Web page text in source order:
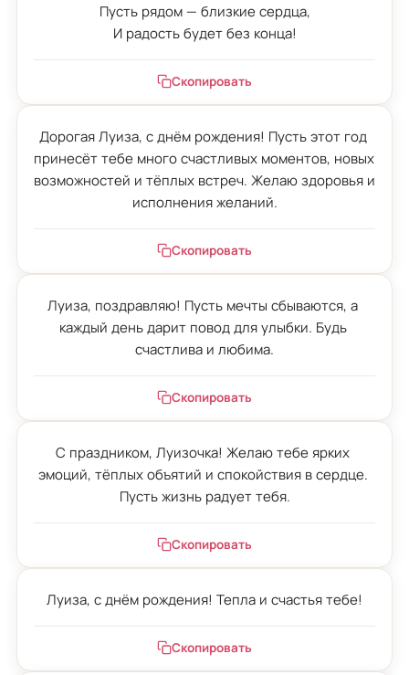
Пусть рядом — близкие сердца,
И радость будет без конца!
Скопировать
Дорогая Луиза, с днём рождения! Пусть этот год
принесёт тебе много счастливых моментов, новых
возможностей и тёплых встреч. Желаю здоровья и
исполнения желаний.
Скопировать
Луиза, поздравляю! Пусть мечты сбываются, а
каждый день дарит повод для улыбки. Будь
счастлива и любима.
Скопировать
С праздником, Луизочка! Желаю тебе ярких
эмоций, тёплых объятий и спокойствия в сердце.
Пусть жизнь радует тебя.
Скопировать
Луиза, с днём рождения! Тепла и счастья тебе!
Скопировать